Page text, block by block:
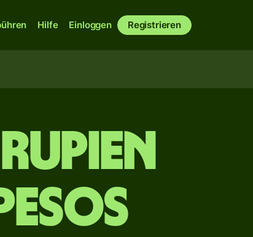
Hilfe Einloggen Registrieren